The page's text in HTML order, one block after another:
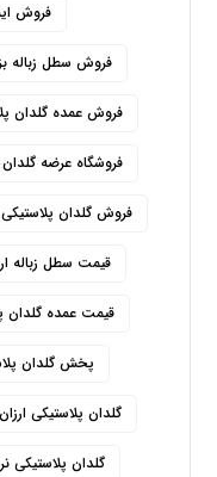
فروش
فروش سطل زباله
فروش عمده گلدان
فروشگاه عرضه
فروش گلدان
قیمت سطل زباله
قیمت عمده گلدان
پخش گلدان
گلدان پلاستیکی
گلدان پلاستیکی